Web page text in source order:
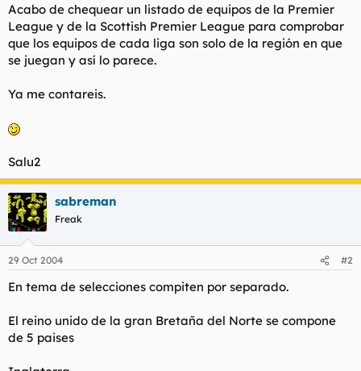
Acabo de chequear un listado de equipos de la Premier
League y de la Scottish Premier League para comprobar
que los equipos de cada liga son solo de la región en que
se juegan y así lo parece.
Ya me contareis.
Salu2
sabreman
Freak
29 Oct 2004 #2
En tema de selecciones compiten por separado.
El reino unido de la gran Bretaña del Norte se compone
de 5 paises